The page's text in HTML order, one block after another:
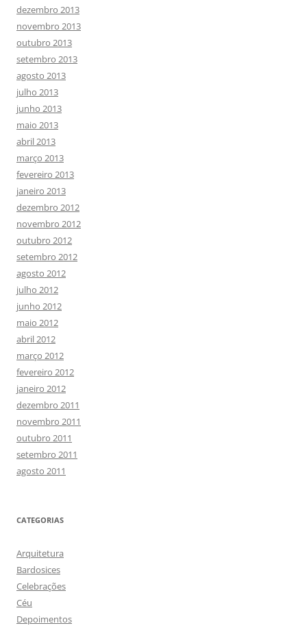
dezembro 2013
novembro 2013
outubro 2013
setembro 2013
agosto 2013
julho 2013
junho 2013
maio 2013
abril 2013
março 2013
fevereiro 2013
janeiro 2013
dezembro 2012
novembro 2012
outubro 2012
setembro 2012
agosto 2012
julho 2012
junho 2012
maio 2012
abril 2012
março 2012
fevereiro 2012
janeiro 2012
dezembro 2011
novembro 2011
outubro 2011
setembro 2011
agosto 2011
CATEGORIAS
Arquitetura
Bardosices
Celebrações
Céu
Depoimentos